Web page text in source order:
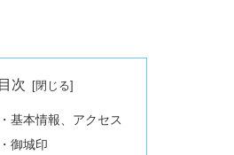
目次
基本情報、アクセス
御城印